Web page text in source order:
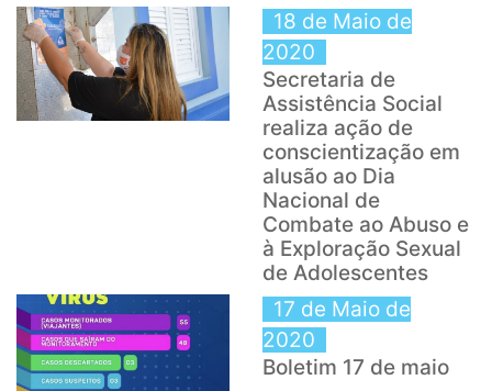
18 de Maio de
2020
Secretaria de
Assistência Social
realiza ação de
conscientização em
alusão ao Dia
Nacional de
Combate ao Abuso e
à Exploração Sexual
de Adolescentes
17 de Maio de
2020
Boletim 17 de maio